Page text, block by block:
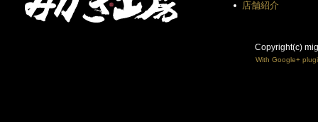
店舗紹介
Copyright(c)
With Google+